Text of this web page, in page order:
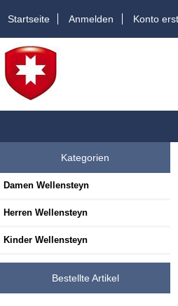
Startseite Anmelden Konto
Kategorien
Damen Wellensteyn
Herren Wellensteyn
Kinder Wellensteyn
Bestellte Artikel